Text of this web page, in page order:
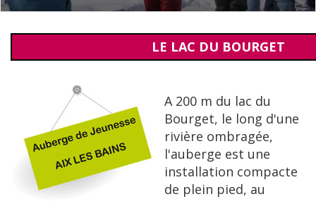
LE LAC DU BOURGET
A 200 m du lac du
Bourget, le long d'une
rivière ombragée,
l'auberge est une
installation compacte
de plein pied, au